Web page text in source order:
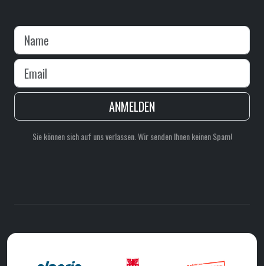
ANMELDEN
Sie können sich auf uns verlassen. Wir senden Ihnen keinen Spam!